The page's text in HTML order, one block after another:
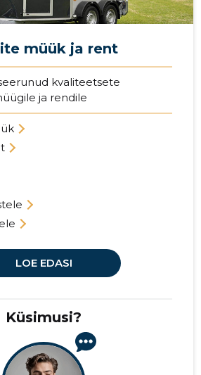
müük ja rent
kvaliteetsete
ja rendile
LOE EDASI
Küsimusi?